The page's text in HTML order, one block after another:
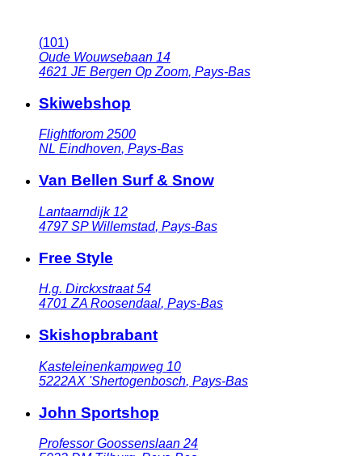
(101)
Oude Wouwsebaan 14
4621 JE Bergen Op Zoom, Pays-Bas
Skiwebshop
Flightforom 2500
NL Eindhoven, Pays-Bas
Van Bellen Surf & Snow
Lantaarndijk 12
4797 SP Willemstad, Pays-Bas
Free Style
H.g. Dirckxstraat 54
4701 ZA Roosendaal, Pays-Bas
Skishopbrabant
Kasteleinenkampweg 10
5222AX 'Shertogenbosch, Pays-Bas
John Sportshop
Professor Goossenslaan 24